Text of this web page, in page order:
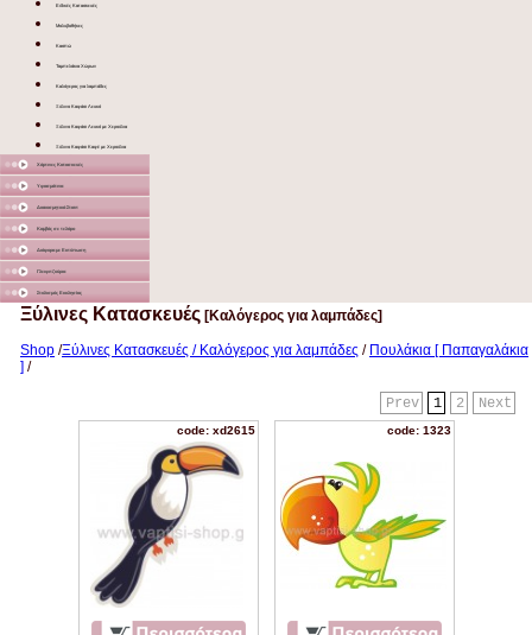
Ειδικές Κατασκευές
Μολυβοθήκες
Κασπώ
Ταμπελάκια Χώρων
Καλόγερος για λαμπάδες
Ξύλινο Καφάσι Λευκό
Ξύλινο Καφάσι Λευκό με Χερούλια
Ξύλινο Καφάσι Καφέ με Χερούλια
Χάρτινες Κατασκευές
Υφασμάτινα
Διακοσμητικά Σταντ
Καμβάς σε τελάρο
Διάφορα με Εκτύπωση
Γλειφιτζούρια
Στολισμός Εκκλησίας
Ξύλινες Κατασκευές [Καλόγερος για λαμπάδες]
Shop /Ξύλινες Κατασκευές / Καλόγερος για λαμπάδες / Πουλάκια [ Παπαγαλάκια
] /
Next
2
1
Prev
code: xd2615 code: 1323